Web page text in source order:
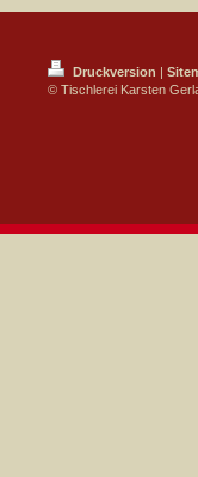
Druckversion |
© Tischlerei Karsten